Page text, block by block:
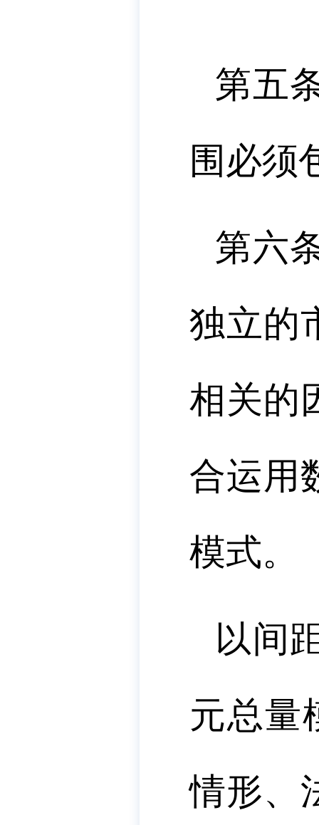
第五
围必须
第六
独立的
相关的
合运用
模式。
以间
元总量
情形、